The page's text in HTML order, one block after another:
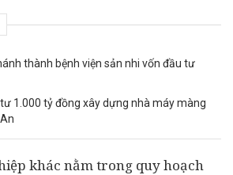
thành bệnh viện sản nhi vốn đầu tư
1.000 tỷ đồng xây dựng nhà máy màng
khác nằm trong quy hoạch